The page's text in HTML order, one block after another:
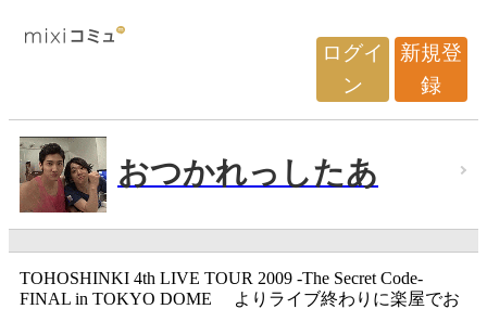
ログイ
ン
新規登
録
おつかれっしたあ
TOHOSHINKI 4th LIVE TOUR 2009 -The Secret Code-
FINAL in TOKYO DOME よりライブ終わりに楽屋でお